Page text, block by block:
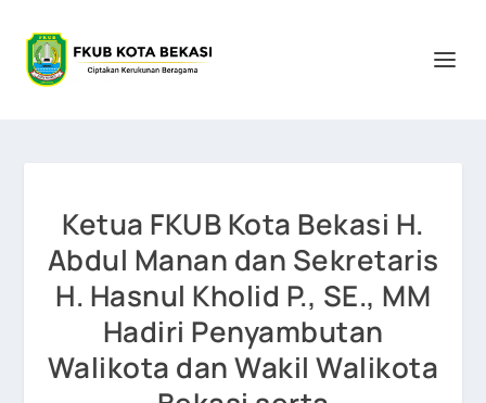
Ketua FKUB Kota Bekasi H.
Abdul Manan dan Sekretaris
H. Hasnul Kholid P., SE., MM
Hadiri Penyambutan
Walikota dan Wakil Walikota